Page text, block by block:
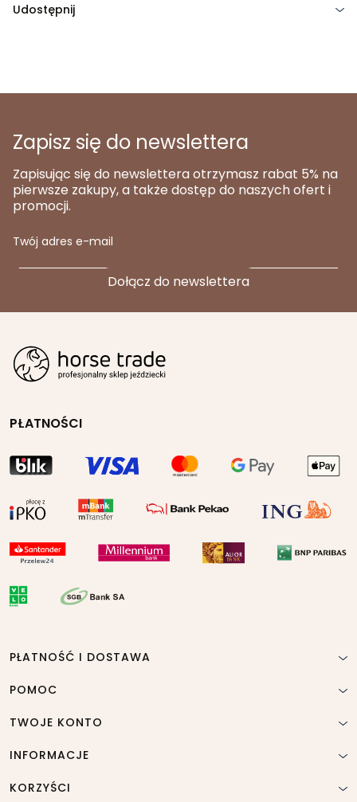
Udostępnij
Zapisz się do newslettera
Zapisując się do newslettera otrzymasz rabat 5% na
pierwsze zakupy, a także dostęp do naszych ofert i
promocji.
Twój adres e-mail
PŁATNOŚCI
PŁATNOŚĆ I DOSTAWA
POMOC
TWOJE KONTO
INFORMACJE
KORZYŚCI